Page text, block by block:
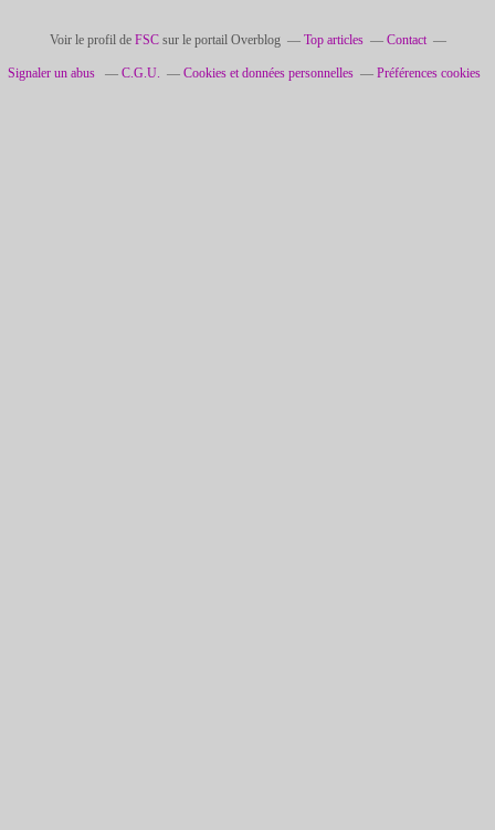
Voir le profil de FSCsur le portail Overblog Top articles Contact
Signaler un abus C.G.U. Cookies et données personnelles Préférences cookies